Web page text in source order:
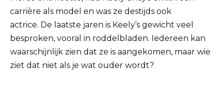
carrière als model en was ze destijds ook
actrice. De laatste jaren is Keely’s gewicht veel
besproken, vooral in roddelbladen. Iedereen kan
waarschijnlijk zien dat ze is aangekomen, maar wie
ziet dat niet als je wat ouder wordt?